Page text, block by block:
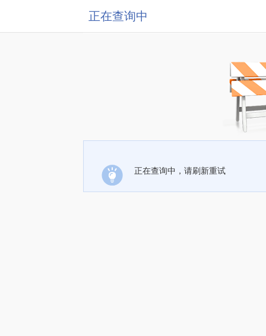
正在查询中
正在查询中，请刷新重试